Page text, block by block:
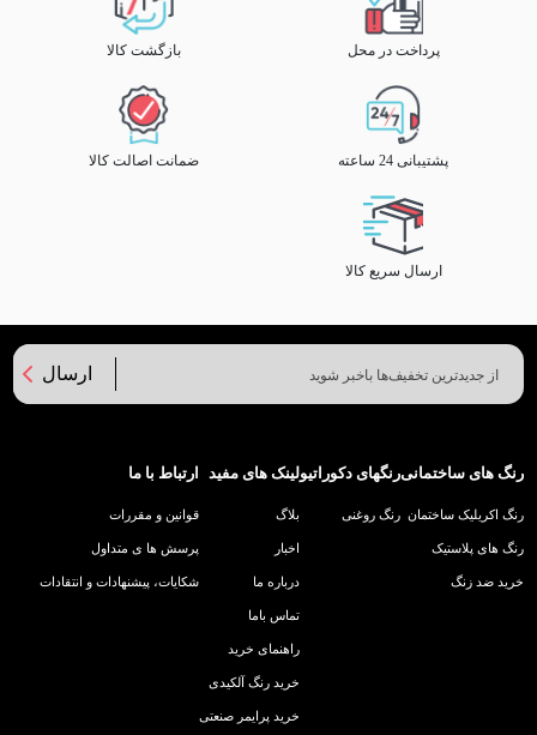
پرداخت در محل بازگشت کالا
پشتیبانی 24 ساعته ضمانت اصالت کالا
ارسال سریع کالا
ارسال
رنگ های ساختمانی
رنگ اکریلیک ساختمان
رنگ های پلاستیک
خرید ضد زنگ
رنگهای دکوراتیو
رنگ روغنی
لینک های مفید
بلاگ
اخبار
درباره ما
تماس باما
راهنمای خرید
خرید رنگ آلکیدی
خرید پرایمر صنعتی
ارتباط با ما
قوانین و مقررات
پرسش ها ی متداول
شکایات، پیشنهادات و انتقادات